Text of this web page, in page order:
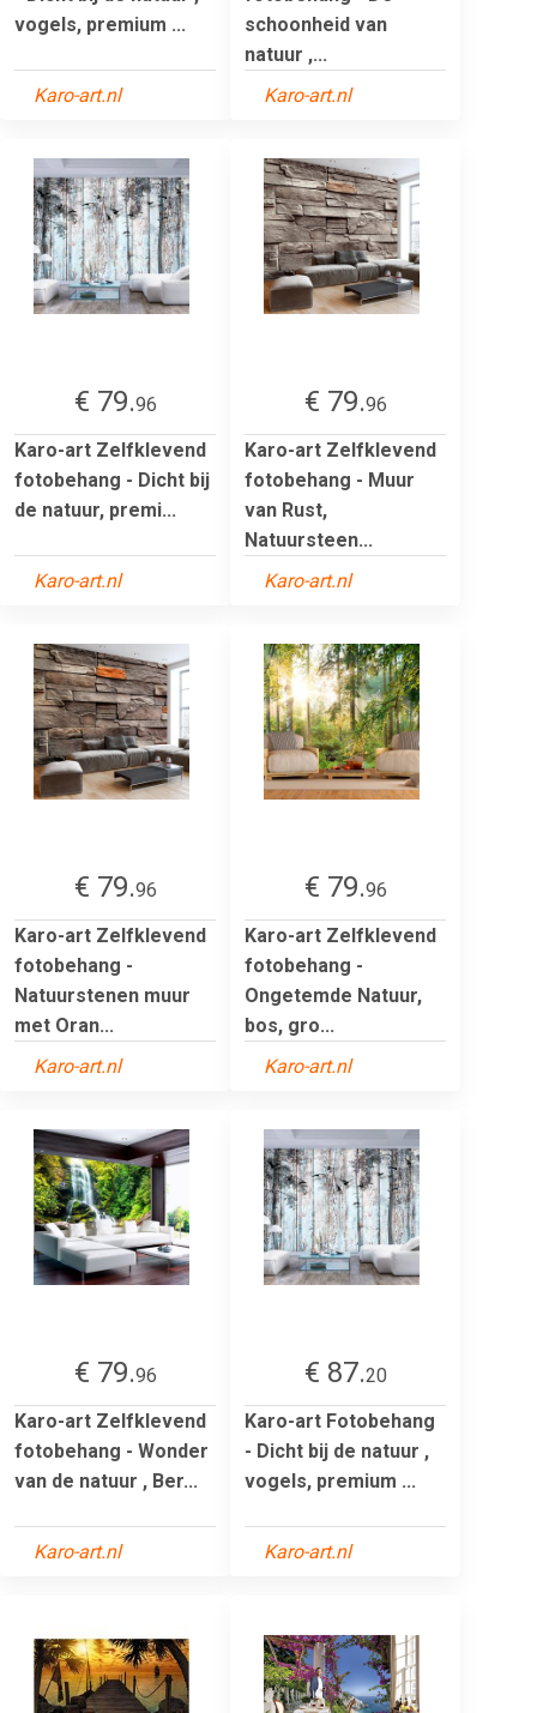
vogels, premium ...
Karo-art.nl
schoonheid van
natuur ,...
Karo-art.nl
€ 79.96
Karo-art Zelfklevend
fotobehang - Dicht bij
de natuur, premi...
Karo-art.nl
€ 79.96
Karo-art Zelfklevend
fotobehang - Muur
van Rust,
Natuursteen...
Karo-art.nl
€ 79.96
Karo-art Zelfklevend
fotobehang -
Natuurstenen muur
met Oran...
Karo-art.nl
€ 79.96
Karo-art Zelfklevend
fotobehang -
Ongetemde Natuur,
bos, gro...
Karo-art.nl
€ 79.96
Karo-art Zelfklevend
fotobehang - Wonder
van de natuur , Ber...
Karo-art.nl
€ 87.20
Karo-art Fotobehang
- Dicht bij de natuur ,
vogels, premium ...
Karo-art.nl